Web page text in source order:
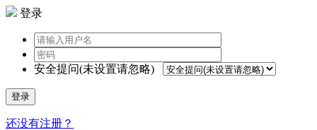
登录
安全提问(未设置请忽略)
登录
还没有注册？